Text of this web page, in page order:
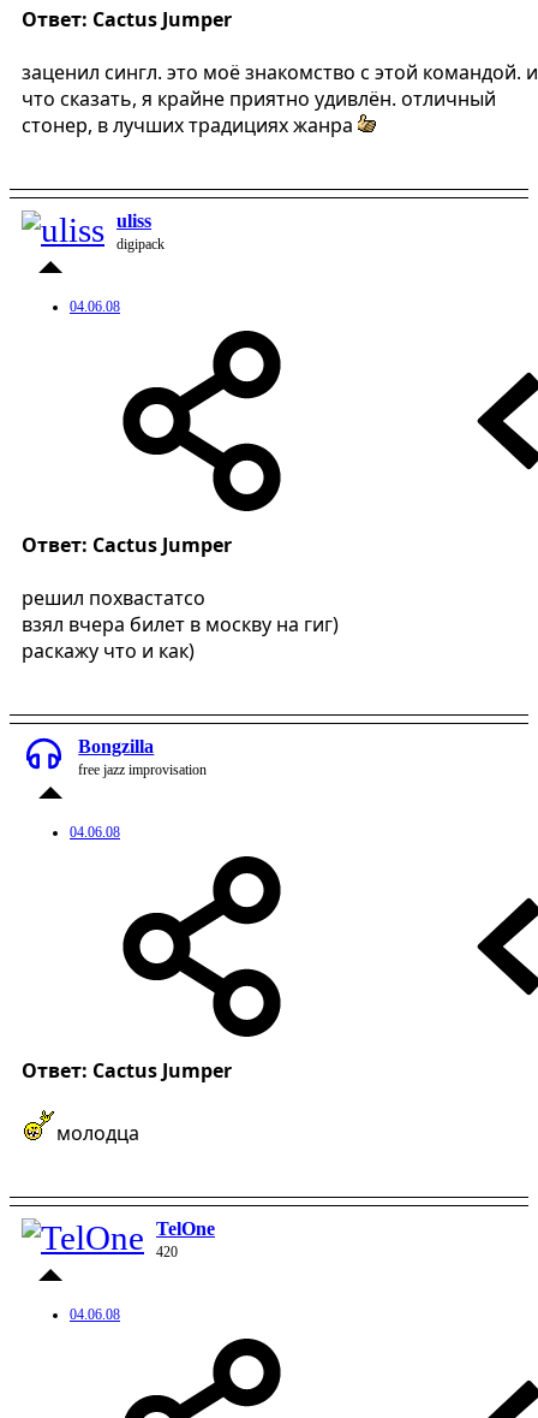
Ответ: Cactus Jumper
заценил сингл. это моё знакомство с этой командой. и
что сказать, я крайне приятно удивлён. отличный
стонер, в лучших традициях жанра
uliss
digipack
04.06.08
Ответ: Cactus Jumper
решил похвастатсо
взял вчера билет в москву на гиг)
раскажу что и как)
Bongzilla
free jazz improvisation
04.06.08
Ответ: Cactus Jumper
молодца
TelOne
420
04.06.08